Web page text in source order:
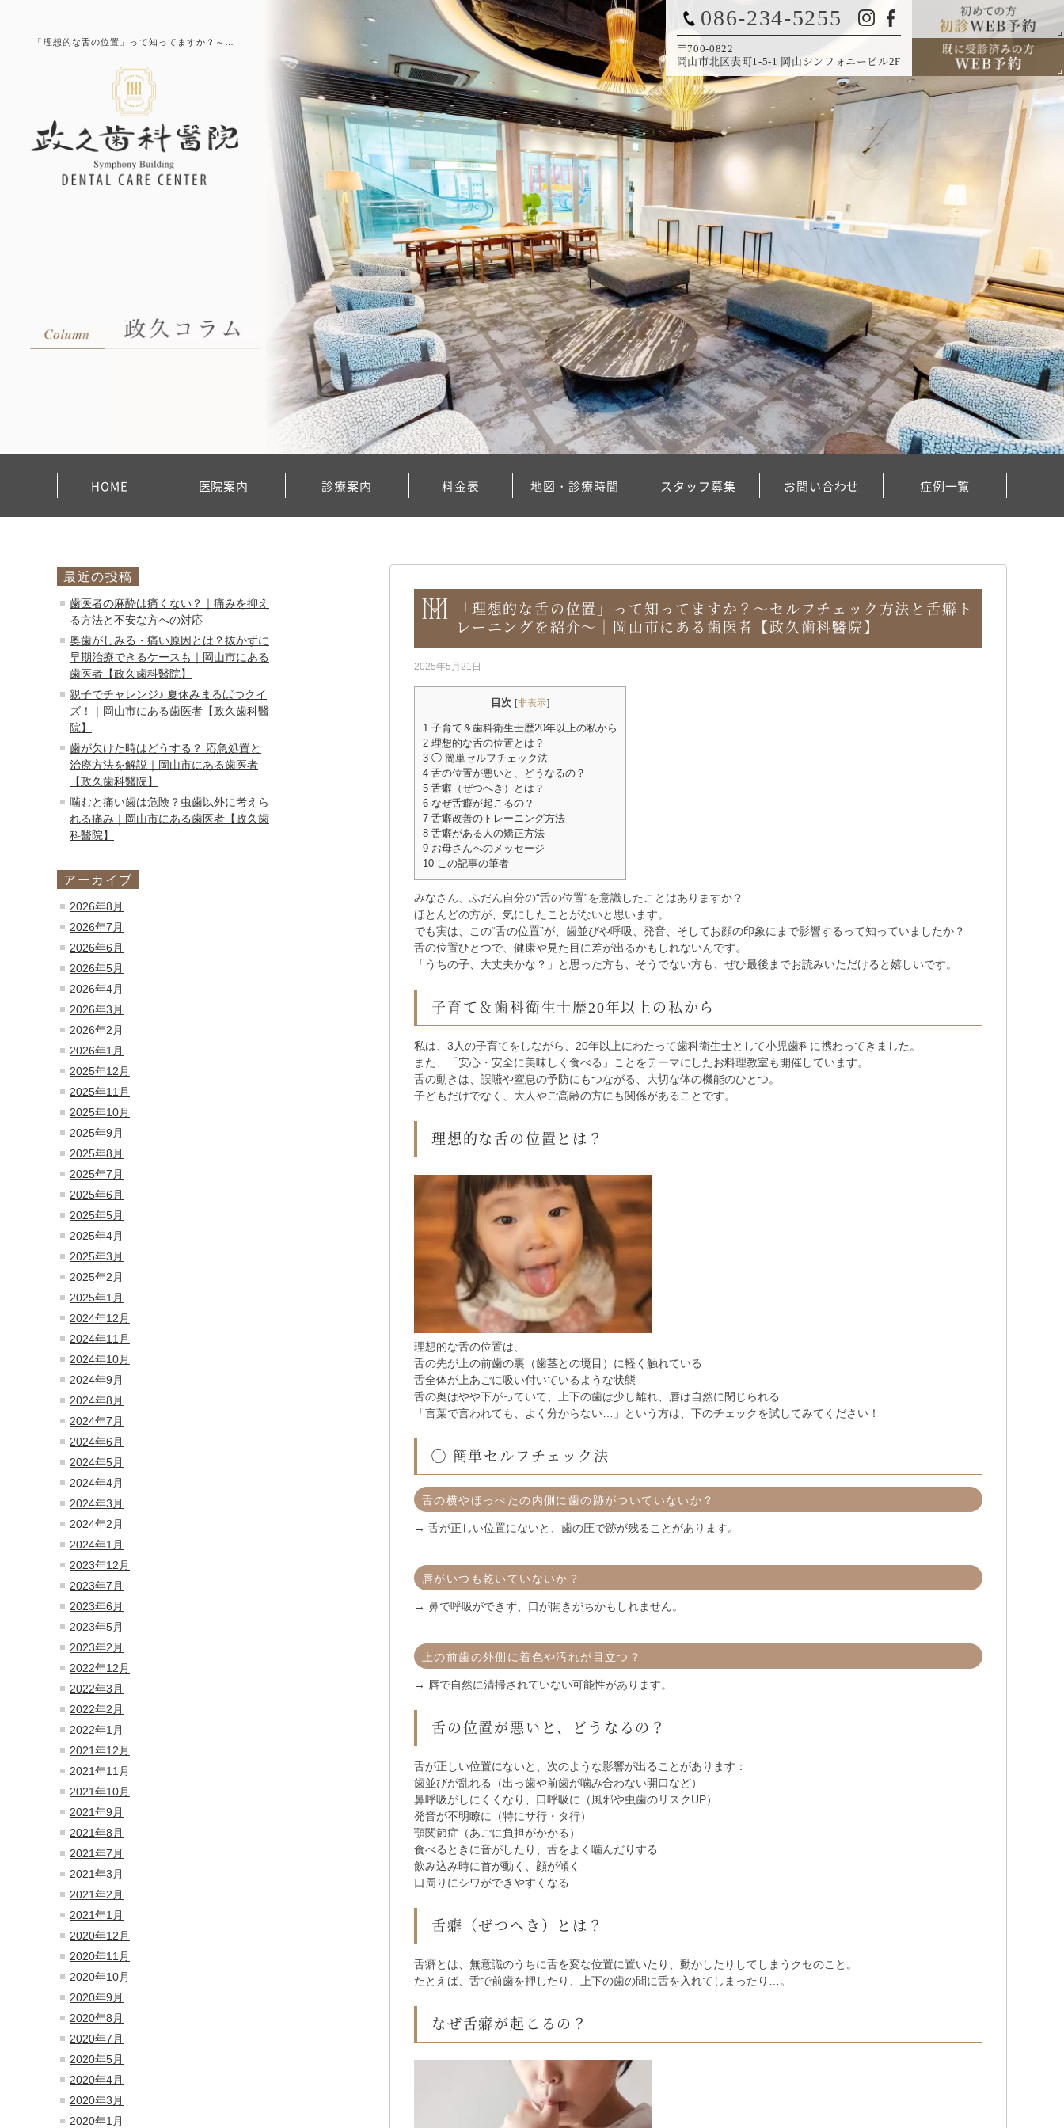
「理想的な舌の位置」って知ってますか？～…
086-234-5255
〒700-0822
岡山市北区表町1-5-1 岡山シンフォニービル2F
HOME 医院案内 診療案内 料金表 地図・診療時間 スタッフ募集 お問い合わせ 症例一覧
最近の投稿
歯医者の麻酔は痛くない？｜痛みを抑え
る方法と不安な方への対応
奥歯がしみる・痛い原因とは？抜かずに
早期治療できるケースも｜岡山市にある
歯医者【政久歯科醫院】
親子でチャレンジ♪ 夏休みまるばつクイ
ズ！｜岡山市にある歯医者【政久歯科醫
院】
歯が欠けた時はどうする？ 応急処置と
治療方法を解説｜岡山市にある歯医者
【政久歯科醫院】
噛むと痛い歯は危険？虫歯以外に考えら
れる痛み｜岡山市にある歯医者【政久歯
科醫院】
アーカイブ
2026年8月
2026年7月
2026年6月
2026年5月
2026年4月
2026年3月
2026年2月
2026年1月
2025年12月
2025年11月
2025年10月
2025年9月
2025年8月
2025年7月
2025年6月
2025年5月
2025年4月
2025年3月
2025年2月
2025年1月
2024年12月
2024年11月
2024年10月
2024年9月
2024年8月
2024年7月
2024年6月
2024年5月
2024年4月
2024年3月
2024年2月
2024年1月
2023年12月
2023年7月
2023年6月
2023年5月
2023年2月
2022年12月
2022年3月
2022年2月
2022年1月
2021年12月
2021年11月
2021年10月
2021年9月
2021年8月
2021年7月
2021年3月
2021年2月
2021年1月
2020年12月
2020年11月
2020年10月
2020年9月
2020年8月
2020年7月
2020年5月
2020年4月
2020年3月
2020年1月
「理想的な舌の位置」って知ってますか？～セルフチェック方法と舌癖ト
レーニングを紹介～｜岡山市にある歯医者【政久歯科醫院】
2025年5月21日
目次 [非表示]
1 子育て＆歯科衛生士歴20年以上の私から
2 理想的な舌の位置とは？
3 ◯ 簡単セルフチェック法
4 舌の位置が悪いと、どうなるの？
5 舌癖（ぜつへき）とは？
6 なぜ舌癖が起こるの？
7 舌癖改善のトレーニング方法
8 舌癖がある人の矯正方法
9 お母さんへのメッセージ
10 この記事の筆者
みなさん、ふだん自分の“舌の位置”を意識したことはありますか？
ほとんどの方が、気にしたことがないと思います。
でも実は、この“舌の位置”が、歯並びや呼吸、発音、そしてお顔の印象にまで影響するって知っていましたか？
舌の位置ひとつで、健康や見た目に差が出るかもしれないんです。
「うちの子、大丈夫かな？」と思った方も、そうでない方も、ぜひ最後までお読みいただけると嬉しいです。
子育て＆歯科衛生士歴20年以上の私から
私は、3人の子育てをしながら、20年以上にわたって歯科衛生士として小児歯科に携わってきました。
また、「安心・安全に美味しく食べる」ことをテーマにしたお料理教室も開催しています。
舌の動きは、誤嚥や窒息の予防にもつながる、大切な体の機能のひとつ。
子どもだけでなく、大人やご高齢の方にも関係があることです。
理想的な舌の位置とは？
理想的な舌の位置は、
舌の先が上の前歯の裏（歯茎との境目）に軽く触れている
舌全体が上あごに吸い付いているような状態
舌の奥はやや下がっていて、上下の歯は少し離れ、唇は自然に閉じられる
「言葉で言われても、よく分からない…」という方は、下のチェックを試してみてください！
◯ 簡単セルフチェック法
舌の横やほっぺたの内側に歯の跡がついていないか？
→ 舌が正しい位置にないと、歯の圧で跡が残ることがあります。
唇がいつも乾いていないか？
→ 鼻で呼吸ができず、口が開きがちかもしれません。
上の前歯の外側に着色や汚れが目立つ？
→ 唇で自然に清掃されていない可能性があります。
舌の位置が悪いと、どうなるの？
舌が正しい位置にないと、次のような影響が出ることがあります：
歯並びが乱れる（出っ歯や前歯が噛み合わない開口など）
鼻呼吸がしにくくなり、口呼吸に（風邪や虫歯のリスクUP）
発音が不明瞭に（特にサ行・タ行）
顎関節症（あごに負担がかかる）
食べるときに音がしたり、舌をよく噛んだりする
飲み込み時に首が動く、顔が傾く
口周りにシワができやすくなる
舌癖（ぜつへき）とは？
舌癖とは、無意識のうちに舌を変な位置に置いたり、動かしたりしてしまうクセのこと。
たとえば、舌で前歯を押したり、上下の歯の間に舌を入れてしまったり…。
なぜ舌癖が起こるの？